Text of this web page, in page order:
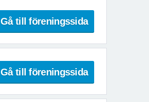
Gå till föreningssida
Gå till föreningssida